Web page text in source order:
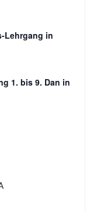
Lehrgang in
1. bis 9. Dan in